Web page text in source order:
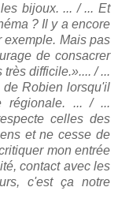
bijoux. ... / ... Et
? Il y a encore
exemple. Mais pas
de consacrer
difficile.».... / ...
Robien lorsqu'il
régionale. ... / ...
celles des
et ne cesse de
mon entrée
contact avec les
c'est ça notre